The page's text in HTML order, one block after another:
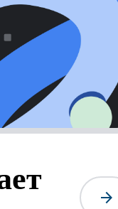
arrow_forward